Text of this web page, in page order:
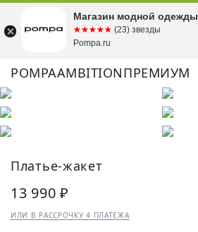
POMPAAMBITIONПРЕМИУМ
Платье-жакет
13 990 ₽
ИЛИ В РАССРОЧКУ 4 ПЛАТЕЖА
Магазин модной одежды
☆☆☆☆☆
★★★★★ (23) звезды
Pompa.ru